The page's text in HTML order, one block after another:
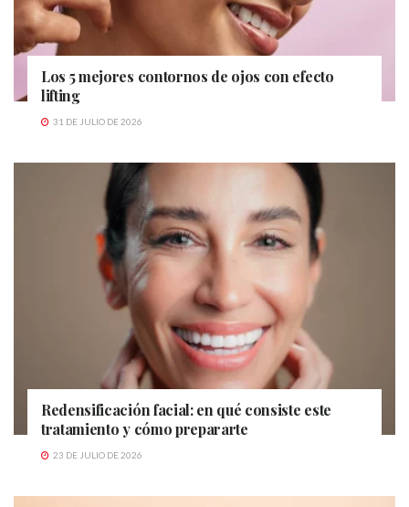
Los 5 mejores contornos de ojos con efecto
lifting
31 DE JULIO DE 2026
Redensificación facial: en qué consiste este
tratamiento y cómo prepararte
23 DE JULIO DE 2026